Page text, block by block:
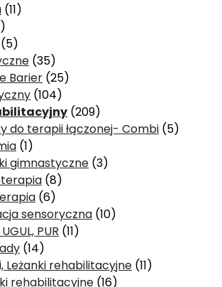
(11)
(5)
(35)
Barier (25)
(104)
(209)
do terapii łączonej- Combi (5)
(1)
gimnastyczne (3)
(8)
(6)
sensoryczna (10)
PUR (11)
(14)
Leżanki rehabilitacyjne (11)
rehabilitacyjne (16)